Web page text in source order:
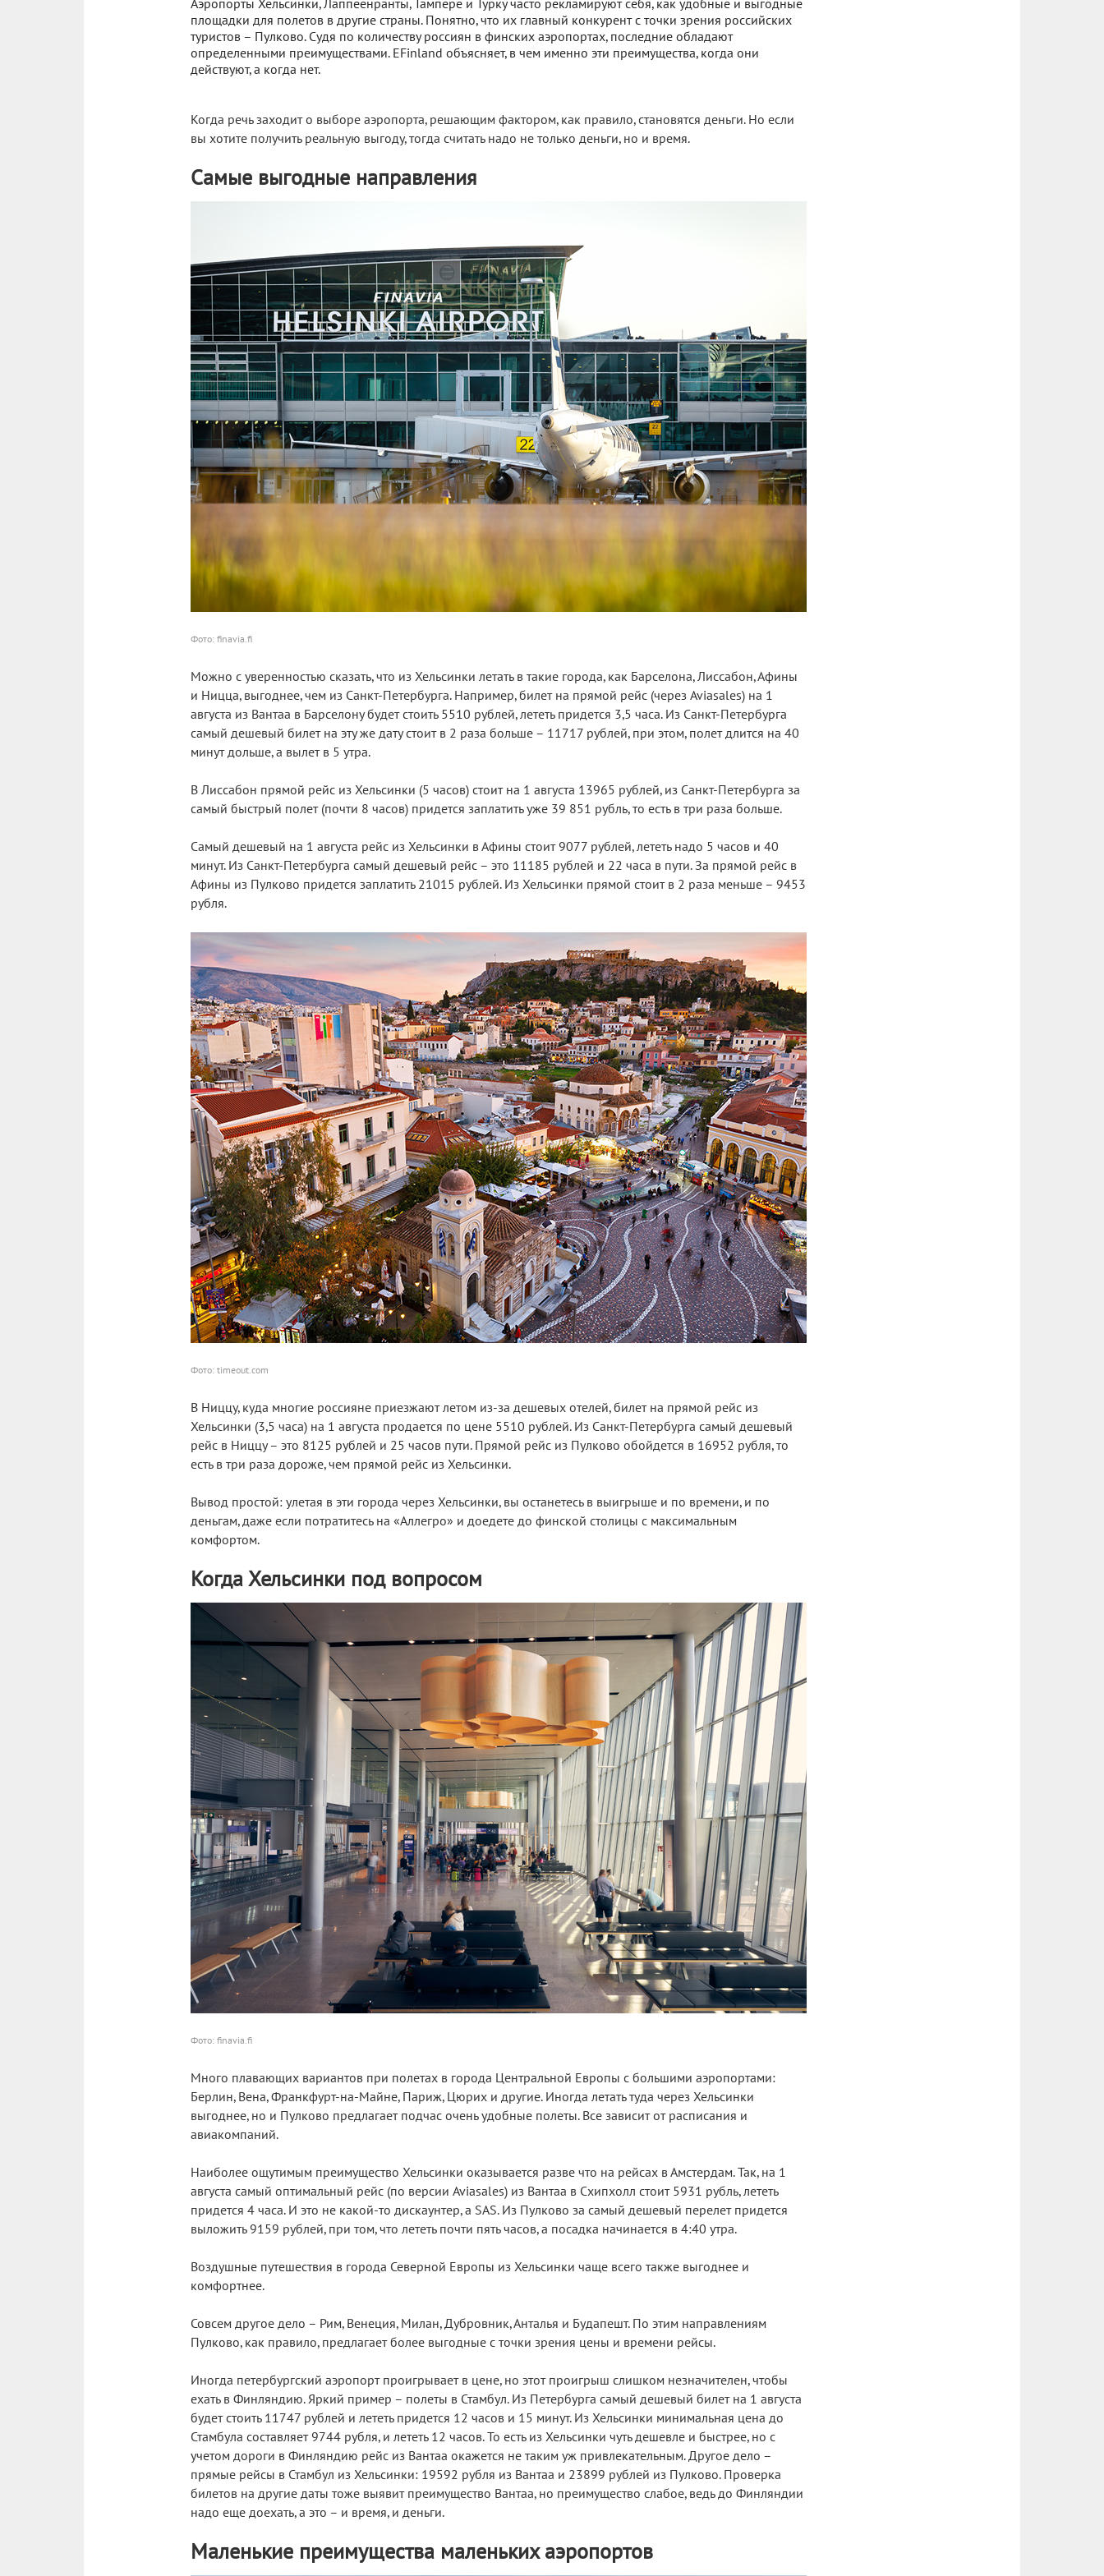
Аэропорты Хельсинки, Лаппеенранты, Тампере и Турку часто рекламируют себя, как удобные и выгодные
площадки для полетов в другие страны. Понятно, что их главный конкурент с точки зрения российских
туристов – Пулково. Судя по количеству россиян в финских аэропортах, последние обладают
определенными преимуществами. EFinland объясняет, в чем именно эти преимущества, когда они
действуют, а когда нет.
Когда речь заходит о выборе аэропорта, решающим фактором, как правило, становятся деньги. Но если
вы хотите получить реальную выгоду, тогда считать надо не только деньги, но и время.
Самые выгодные направления
Фото: finavia.fi
Можно с уверенностью сказать, что из Хельсинки летать в такие города, как Барселона, Лиссабон, Афины
и Ницца, выгоднее, чем из Санкт-Петербурга. Например, билет на прямой рейс (через Aviasales) на 1
августа из Вантаа в Барселону будет стоить 5510 рублей, лететь придется 3,5 часа. Из Санкт-Петербурга
самый дешевый билет на эту же дату стоит в 2 раза больше – 11717 рублей, при этом, полет длится на 40
минут дольше, а вылет в 5 утра.
В Лиссабон прямой рейс из Хельсинки (5 часов) стоит на 1 августа 13965 рублей, из Санкт-Петербурга за
самый быстрый полет (почти 8 часов) придется заплатить уже 39 851 рубль, то есть в три раза больше.
Самый дешевый на 1 августа рейс из Хельсинки в Афины стоит 9077 рублей, лететь надо 5 часов и 40
минут. Из Санкт-Петербурга самый дешевый рейс – это 11185 рублей и 22 часа в пути. За прямой рейс в
Афины из Пулково придется заплатить 21015 рублей. Из Хельсинки прямой стоит в 2 раза меньше – 9453
рубля.
Фото: timeout.com
В Ниццу, куда многие россияне приезжают летом из-за дешевых отелей, билет на прямой рейс из
Хельсинки (3,5 часа) на 1 августа продается по цене 5510 рублей. Из Санкт-Петербурга самый дешевый
рейс в Ниццу – это 8125 рублей и 25 часов пути. Прямой рейс из Пулково обойдется в 16952 рубля, то
есть в три раза дороже, чем прямой рейс из Хельсинки.
Вывод простой: улетая в эти города через Хельсинки, вы останетесь в выигрыше и по времени, и по
деньгам, даже если потратитесь на «Аллегро» и доедете до финской столицы с максимальным
комфортом.
Когда Хельсинки под вопросом
Фото: finavia.fi
Много плавающих вариантов при полетах в города Центральной Европы с большими аэропортами:
Берлин, Вена, Франкфурт-на-Майне, Париж, Цюрих и другие. Иногда летать туда через Хельсинки
выгоднее, но и Пулково предлагает подчас очень удобные полеты. Все зависит от расписания и
авиакомпаний.
Наиболее ощутимым преимущество Хельсинки оказывается разве что на рейсах в Амстердам. Так, на 1
августа самый оптимальный рейс (по версии Aviasales) из Вантаа в Схипхолл стоит 5931 рубль, лететь
придется 4 часа. И это не какой-то дискаунтер, а SAS. Из Пулково за самый дешевый перелет придется
выложить 9159 рублей, при том, что лететь почти пять часов, а посадка начинается в 4:40 утра.
Воздушные путешествия в города Северной Европы из Хельсинки чаще всего также выгоднее и
комфортнее.
Совсем другое дело – Рим, Венеция, Милан, Дубровник, Анталья и Будапешт. По этим направлениям
Пулково, как правило, предлагает более выгодные с точки зрения цены и времени рейсы.
Иногда петербургский аэропорт проигрывает в цене, но этот проигрыш слишком незначителен, чтобы
ехать в Финляндию. Яркий пример – полеты в Стамбул. Из Петербурга самый дешевый билет на 1 августа
будет стоить 11747 рублей и лететь придется 12 часов и 15 минут. Из Хельсинки минимальная цена до
Стамбула составляет 9744 рубля, и лететь 12 часов. То есть из Хельсинки чуть дешевле и быстрее, но с
учетом дороги в Финляндию рейс из Вантаа окажется не таким уж привлекательным. Другое дело –
прямые рейсы в Стамбул из Хельсинки: 19592 рубля из Вантаа и 23899 рублей из Пулково. Проверка
билетов на другие даты тоже выявит преимущество Вантаа, но преимущество слабое, ведь до Финляндии
надо еще доехать, а это – и время, и деньги.
Маленькие преимущества маленьких аэропортов